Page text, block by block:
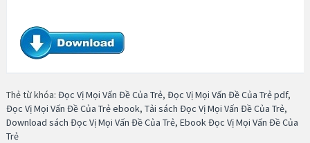
Thẻ từ khóa: Đọc Vị Mọi Vấn Đề Của Trẻ, Đọc Vị Mọi Vấn Đề Của Trẻ pdf,
Đọc Vị Mọi Vấn Đề Của Trẻ ebook, Tải sách Đọc Vị Mọi Vấn Đề Của Trẻ,
Download sách Đọc Vị Mọi Vấn Đề Của Trẻ, Ebook Đọc Vị Mọi Vấn Đề Của
Trẻ